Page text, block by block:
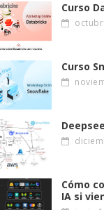
Curso
Curso
Cómo
IA si